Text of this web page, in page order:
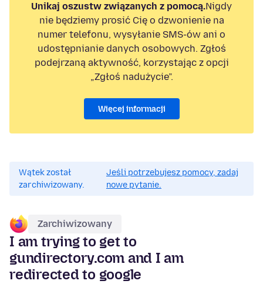
Unikaj oszustw związanych z pomocą.Nigdy
nie będziemy prosić Cię o dzwonienie na
numer telefonu, wysyłanie SMS-ów ani o
udostępnianie danych osobowych. Zgłoś
podejrzaną aktywność, korzystając z opcji
„Zgłoś nadużycie”.
Więcej informacji
Wątek został
zarchiwizowany.
Jeśli potrzebujesz pomocy, zadaj
nowe pytanie.
Zarchiwizowany
I am trying to get to
gundirectory.com and I am
redirected to google